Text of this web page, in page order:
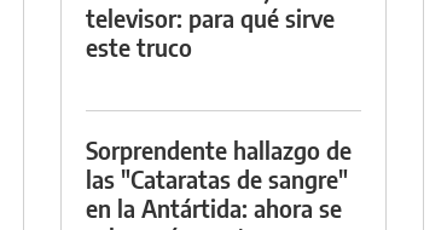
televisor: para qué sirve
este truco
Sorprendente hallazgo de
las "Cataratas de sangre"
en la Antártida: ahora se